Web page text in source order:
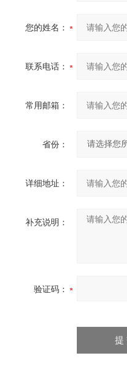
您的姓名：
联系电话：
常用邮箱：
省份：
详细地址：
补充说明：
验证码：